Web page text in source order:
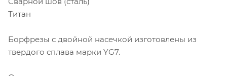
Титан
Борфрезы с двойной насечкой изготовлены из
твердого сплава марки YG7.